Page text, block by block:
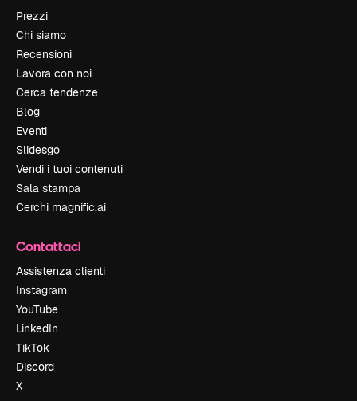
Prezzi
Chi siamo
Recensioni
Lavora con noi
Cerca tendenze
Blog
Eventi
Slidesgo
Vendi i tuoi contenuti
Sala stampa
Cerchi magnific.ai
Contattaci
Assistenza clienti
Instagram
YouTube
LinkedIn
TikTok
Discord
X